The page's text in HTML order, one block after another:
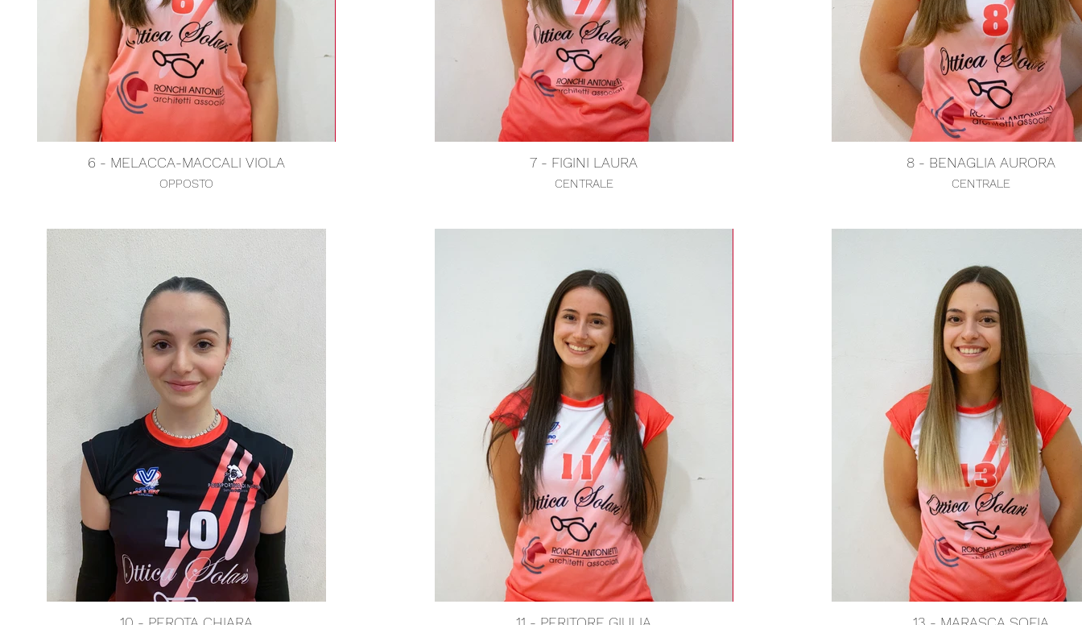
6 - MELACCA-MACCALI VIOLA
OPPOSTO
7 - FIGINI LAURA
CENTRALE
8 - BENAGLIA AURORA
CENTRALE